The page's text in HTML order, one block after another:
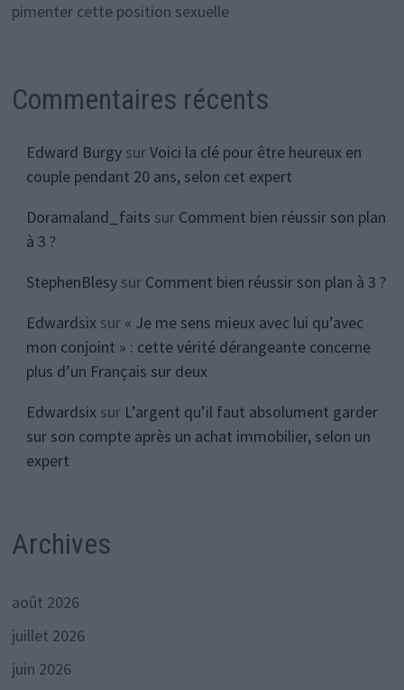
pimenter cette position sexuelle
Commentaires récents
Edward BurgysurVoici la clé pour être heureux en
couple pendant 20 ans, selon cet expert
Doramaland_faits sur Comment bien réussir son plan
à 3 ?
StephenBlesysur Comment bien réussir son plan à 3 ?
Edwardsixsur « Je me sens mieux avec lui qu’avec
mon conjoint » : cette vérité dérangeante concerne
plus d’un Français sur deux
Edwardsixsur L’argent qu’il faut absolument garder
sur son compte après un achat immobilier, selon un
expert
Archives
août 2026
juillet 2026
juin 2026